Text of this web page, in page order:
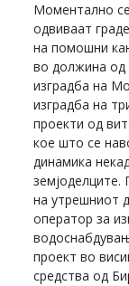
Моментално
одвиваат
на помошни
во должина од
изградба на
изградба на
проекти од
кое што се
динамика
земјоделците.
на утрешниот
оператор за
проект во
средства од